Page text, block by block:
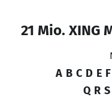
21 Mio. XING
A B C D E F
Q R S